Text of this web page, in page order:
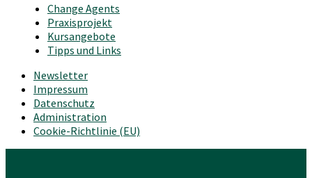
Change Agents
Praxisprojekt
Kursangebote
Tipps und Links
Newsletter
Impressum
Datenschutz
Administration
Cookie-Richtlinie (EU)